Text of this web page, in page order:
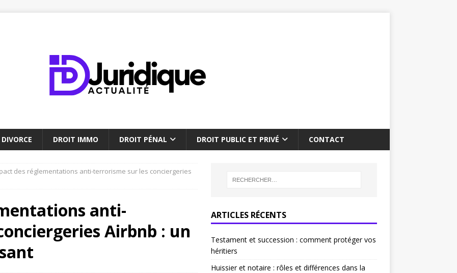
DIVORCE DROIT IMMO DROIT PÉNAL DROIT PUBLIC ET PRIVÉ CONTACT
des réglementations anti-terrorisme sur les conciergeries
anti-
Airbnb : un
ARTICLES RÉCENTS
Testament et succession : comment protéger vos
héritiers
Huissier et notaire : rôles et différences dans la